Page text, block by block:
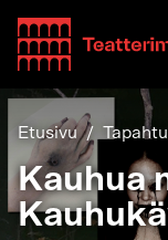
Etusivu
Kauhua